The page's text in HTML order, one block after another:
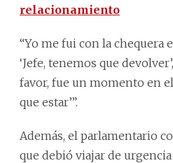
relacionamiento
“Yo me fui con la chequera
‘Jefe, tenemos que
favor, fue un momento en
que estar’”.
Además, el parlamentario
que debió viajar de